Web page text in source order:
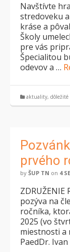
Navštívte
stredoveku
kráse a
Školy
pre vás
Špecialitou
odevov a …
aktuality, dôležité
prvého
by ŠUP TN on 4
ZDRUŽENIE
pozýva na
ročníka,
2025 (vo
miestnosti a
PaedDr.